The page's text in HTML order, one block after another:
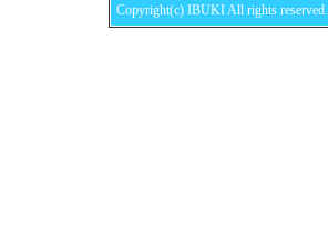
Copyright(c) IBUKI All rights reserved.